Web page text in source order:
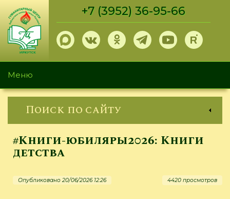
Перейти
основному
содержанию
+7 (3952) 36-95-66
Меню
Поиск по сайту
#Книги-юбиляры2026: Книги
детства
Опубликовано 20/06/2026 12:26 4420 просмотров